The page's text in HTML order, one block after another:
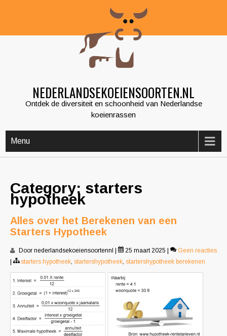
NEDERLANDSEKOEIENSOORTEN.NL
Ontdek de diversiteit en schoonheid van Nederlandse
koeienrassen
Menu
Category: starters
hypotheek
Alles over het Berekenen van een
Starters Hypotheek
Door nederlandsekoeiensoortennl 25 maart 2025
Geen reacties
starters hypotheek, startershypotheek, startershypotheek berekenen